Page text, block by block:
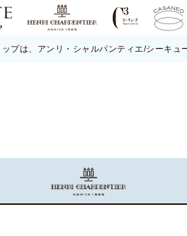
プは、アンリ・シャルパンティエ/シーキュ